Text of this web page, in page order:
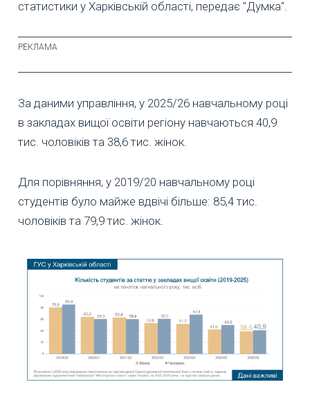
статистики у Харківській області, передає "Думка".
За даними управління, у 2025/26 навчальному році
в закладах вищої освіти регіону навчаються 40,9
тис. чоловіків та 38,6 тис. жінок.
Для порівняння, у 2019/20 навчальному році
студентів було майже вдвічі більше: 85,4 тис.
чоловіків та 79,9 тис. жінок.